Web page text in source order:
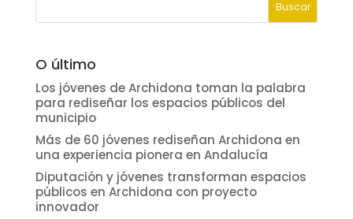
O último
Los jóvenes de Archidona toman la palabra
para rediseñar los espacios públicos del
municipio
Más de 60 jóvenes rediseñan Archidona en
una experiencia pionera en Andalucía
Diputación y jóvenes transforman espacios
públicos en Archidona con proyecto
innovador